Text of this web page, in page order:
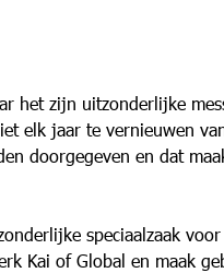
het zijn uitzonderlijke
elk jaar te vernieuwen
doorgegeven en dat
speciaalzaak
Kai of Global en maak